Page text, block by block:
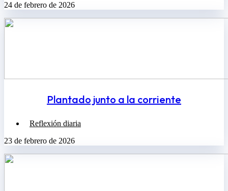
24 de febrero de 2026
Plantado junto a la corriente
Reflexión diaria
23 de febrero de 2026